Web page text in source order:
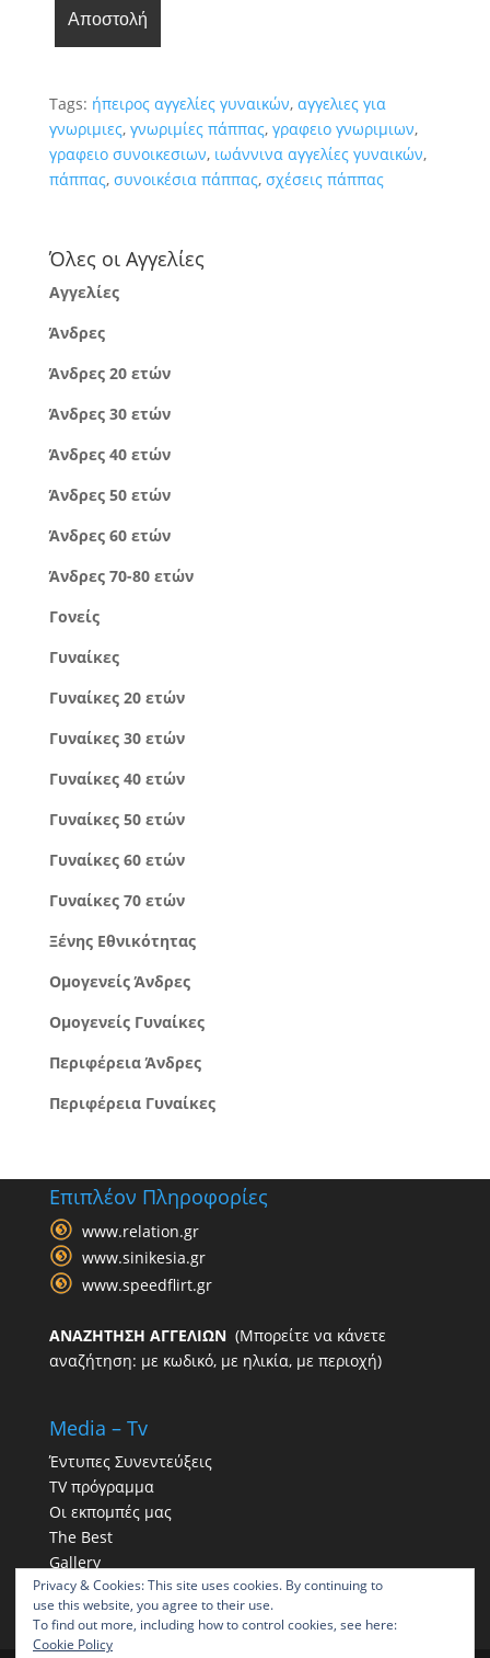
Tags: ήπειρος αγγελίες γυναικών, αγγελιες για
γνωριμιες, γνωριμίες πάππας, γραφειο γνωριμιων,
γραφειο συνοικεσιων, ιωάννινα αγγελίες γυναικών,
πάππας, συνοικέσια πάππας, σχέσεις πάππας
Όλες οι Αγγελίες
Αγγελίες
Άνδρες
Άνδρες 20 ετών
Άνδρες 30 ετών
Άνδρες 40 ετών
Άνδρες 50 ετών
Άνδρες 60 ετών
Άνδρες 70-80 ετών
Γονείς
Γυναίκες
Γυναίκες 20 ετών
Γυναίκες 30 ετών
Γυναίκες 40 ετών
Γυναίκες 50 ετών
Γυναίκες 60 ετών
Γυναίκες 70 ετών
Ξένης Εθνικότητας
Ομογενείς Άνδρες
Ομογενείς Γυναίκες
Περιφέρεια Άνδρες
Περιφέρεια Γυναίκες
Επιπλέον Πληροφορίες
www.relation.gr
www.sinikesia.gr
www.speedflirt.gr
ΑΝΑΖΗΤΗΣΗ ΑΓΓΕΛΙΩΝ(Μπορείτε να κάνετε
αναζήτηση: με κωδικό, με ηλικία, με περιοχή)
Media – Tv
Έντυπες Συνεντεύξεις
TV πρόγραμμα
Οι εκπομπές μας
The Best
Gallery
Η παρουσία μας στα social
Privacy & Cookies: This site uses cookies. By continuing to
use this website, you agree to their use.
To find out more, including how to control cookies, see here:
Cookie Policy